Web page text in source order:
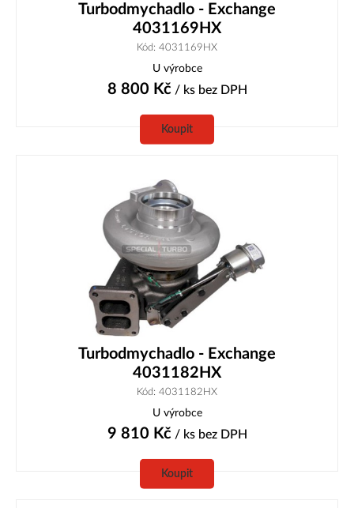
Turbodmychadlo - Exchange
4031169HX
Kód: 4031169HX
U výrobce
8 800 Kč/ ks bez DPH
Koupit
Turbodmychadlo - Exchange
4031182HX
Kód: 4031182HX
U výrobce
9 810 Kč/ ks bez DPH
Koupit